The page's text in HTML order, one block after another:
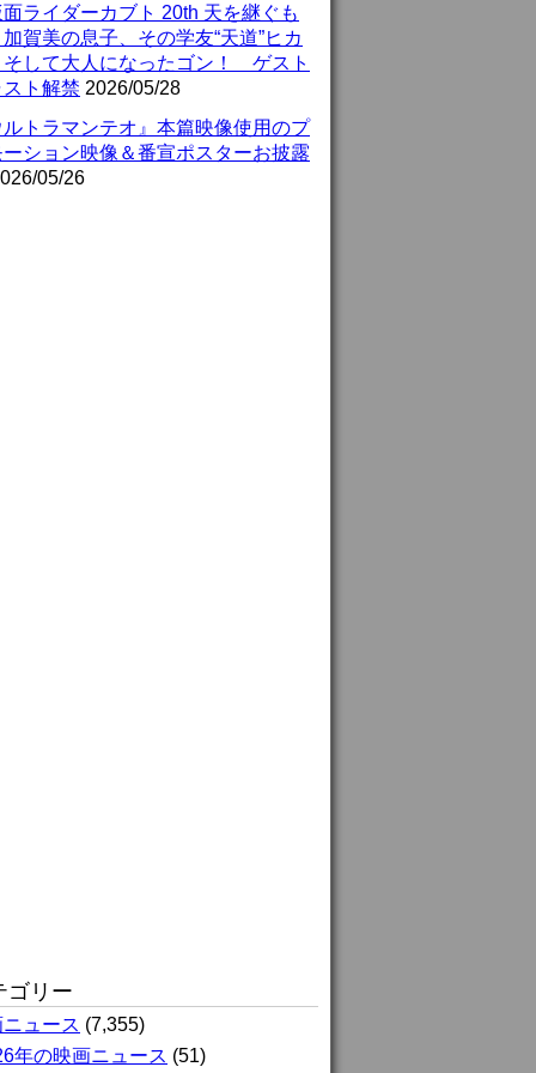
面ライダーカブト 20th 天を継ぐも
賀美の息子、その学友“天道”ヒカ
そして大人になったゴン！ ゲスト
スト解禁 2026/05/28
ルトラマンテオ』本篇映像使用のプ
ーション映像＆番宣ポスターお披露
05/26
ゴリー
ュース (7,355)
年の映画ニュース (51)